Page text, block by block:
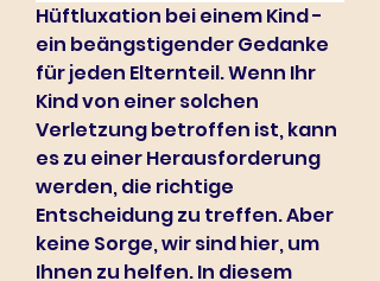
Hüftluxation bei einem Kind -
ein beängstigender Gedanke
für jeden Elternteil. Wenn Ihr
Kind von einer solchen
Verletzung betroffen ist, kann
es zu einer Herausforderung
werden, die richtige
Entscheidung zu treffen. Aber
keine Sorge, wir sind hier, um
Ihnen zu helfen. In diesem